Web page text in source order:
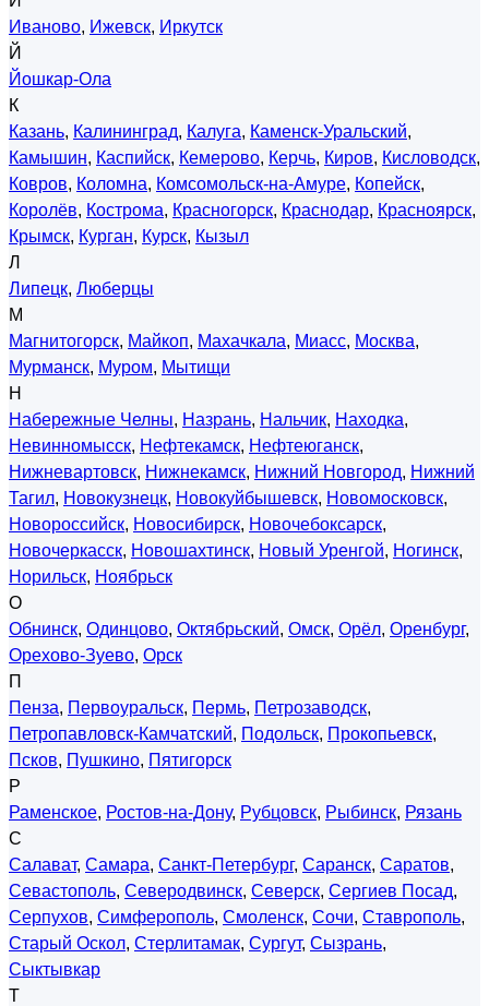
Иваново, Ижевск, Иркутск
Й
Йошкар-Ола
К
Казань, Калининград, Калуга, Каменск-Уральский,
Камышин, Каспийск, Кемерово, Керчь, Киров, Кисловодск,
Ковров, Коломна, Комсомольск-на-Амуре, Копейск,
Королёв, Кострома, Красногорск, Краснодар, Красноярск,
Крымск, Курган, Курск, Кызыл
Л
Липецк, Люберцы
М
Магнитогорск, Майкоп, Махачкала, Миасс, Москва,
Мурманск, Муром, Мытищи
Н
Набережные Челны, Назрань, Нальчик, Находка,
Невинномысск, Нефтекамск, Нефтеюганск,
Нижневартовск, Нижнекамск, Нижний Новгород, Нижний
Тагил, Новокузнецк, Новокуйбышевск, Новомосковск,
Новороссийск, Новосибирск, Новочебоксарск,
Новочеркасск, Новошахтинск, Новый Уренгой, Ногинск,
Норильск, Ноябрьск
О
Обнинск, Одинцово, Октябрьский, Омск, Орёл, Оренбург,
Орехово-Зуево, Орск
П
Пенза, Первоуральск, Пермь, Петрозаводск,
Петропавловск-Камчатский, Подольск, Прокопьевск,
Псков, Пушкино, Пятигорск
Р
Раменское, Ростов-на-Дону, Рубцовск, Рыбинск, Рязань
С
Салават, Самара, Санкт-Петербург, Саранск, Саратов,
Севастополь, Северодвинск, Северск, Сергиев Посад,
Серпухов, Симферополь, Смоленск, Сочи, Ставрополь,
Старый Оскол, Стерлитамак, Сургут, Сызрань,
Сыктывкар
Т